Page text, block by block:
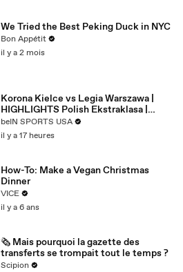
We Tried the Best Peking Duck in NYC
Bon Appétit
il y a 2 mois
Korona Kielce vs Legia Warszawa |
HIGHLIGHTS Polish Ekstraklasa |
08/08/2026 | beIN SPORTS USA
beIN SPORTS USA
il y a 17 heures
How-To: Make a Vegan Christmas
Dinner
VICE
il y a 6 ans
🗞️ Mais pourquoi la gazette des
transferts se trompait tout le temps ?
Scipion